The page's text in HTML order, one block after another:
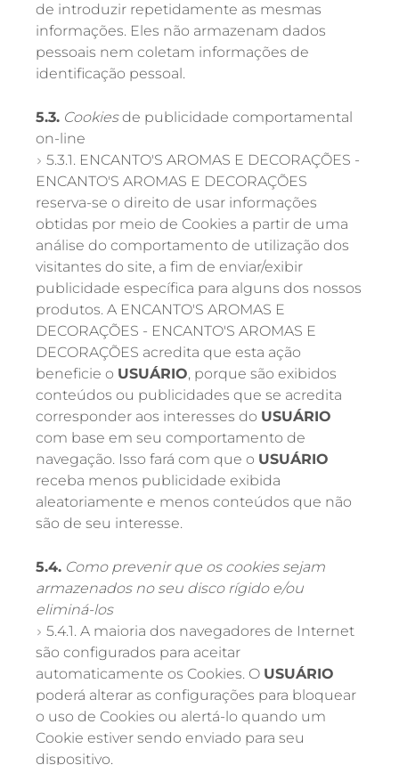
de introduzir repetidamente as mesmas
informações. Eles não armazenam dados
pessoais nem coletam informações de
identificação pessoal.
5.3. Cookiesde publicidade comportamental
on-line
5.3.1. ENCANTO'S AROMAS E DECORAÇÕES -
ENCANTO'S AROMAS E DECORAÇÕES
reserva-se o direito de usar informações
obtidas por meio de Cookies a partir de uma
análise do comportamento de utilização dos
visitantes do site, a fim de enviar/exibir
publicidade específica para alguns dos nossos
produtos. A ENCANTO'S AROMAS E
DECORAÇÕES - ENCANTO'S AROMAS E
DECORAÇÕES acredita que esta ação
beneficie o USUÁRIO, porque são exibidos
conteúdos ou publicidades que se acredita
corresponder aos interesses do USUÁRIO
com base em seu comportamento de
navegação. Isso fará com que o USUÁRIO
receba menos publicidade exibida
aleatoriamente e menos conteúdos que não
são de seu interesse.
5.4. Como prevenir que os cookies sejam
armazenados no seu disco rígido e/ou
eliminá-los
5.4.1. A maioria dos navegadores de Internet
são configurados para aceitar
automaticamente os Cookies. O USUÁRIO
poderá alterar as configurações para bloquear
o uso de Cookies ou alertá-lo quando um
Cookie estiver sendo enviado para seu
dispositivo.